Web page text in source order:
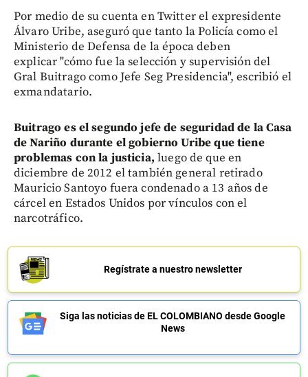
Por medio de su cuenta en Twitter el expresidente
Álvaro Uribe, aseguró que tanto la Policía como el
Ministerio de Defensa de la época deben
explicar "cómo fue la selección y supervisión del
Gral Buitrago como Jefe Seg Presidencia", escribió el
exmandatario.
Buitrago es el segundo jefe de seguridad de la Casa
de Nariño durante el gobierno Uribe que tiene
problemas con la justicia, luego de que en
diciembre de 2012 el también general retirado
Mauricio Santoyo fuera condenado a 13 años de
cárcel en Estados Unidos por vínculos con el
narcotráfico.
Regístrate a nuestro newsletter
Siga las noticias de EL COLOMBIANO desde Google
News